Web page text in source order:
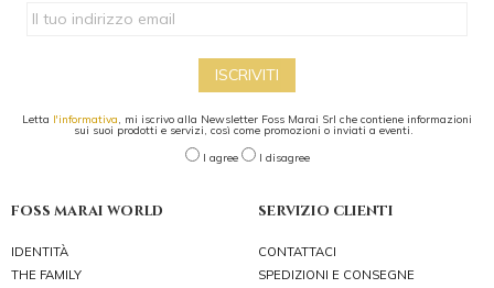
ISCRIVITI
Letta l'informativa, mi iscrivo alla Newsletter Foss Marai Srl che contiene informazioni
sui suoi prodotti e servizi, così come promozioni o inviati a eventi.
I agree
I disagree
foss marai world
IDENTITÀ
THE FAMILY
servizio clienti
CONTATTACI
SPEDIZIONI E CONSEGNE